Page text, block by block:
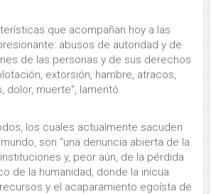
que acompañan hoy a las
abusos de autoridad y de
de las personas y de sus derechos
extorsión, hambre, atracos,
dolor, muerte”, lamentó.
los cuales actualmente sacuden
son “una denuncia abierta de la
y, peor aún, de la pérdida
de la humanidad, donde la inicua
y el acaparamiento egoísta de